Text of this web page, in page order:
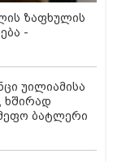
ზაფხულის
-
უილიამისა
ხშირად
ბატლერი